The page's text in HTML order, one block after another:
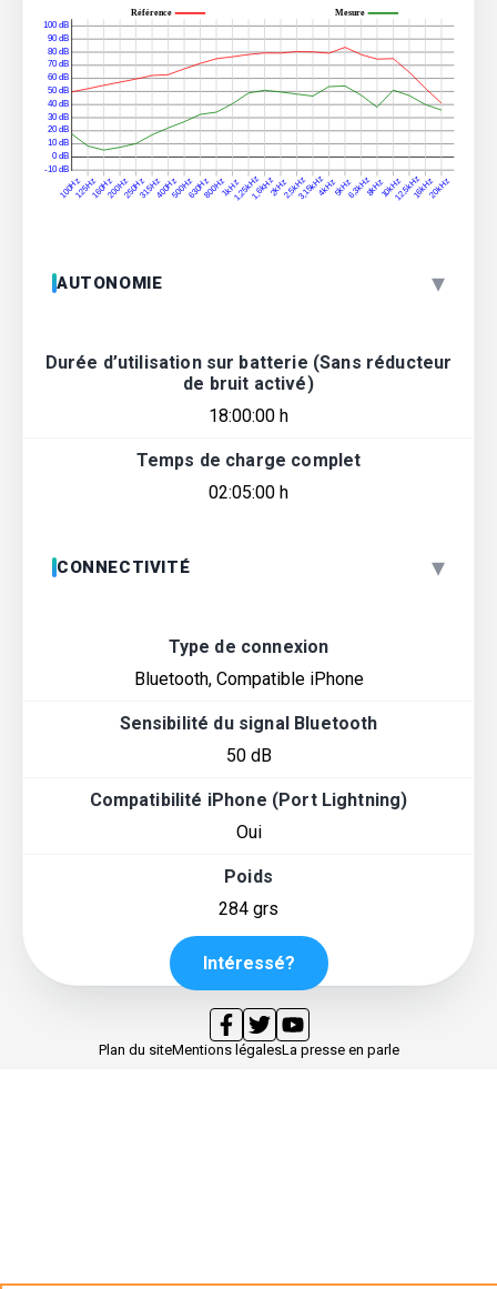
AUTONOMIE ▾
Durée d’utilisation sur batterie (Sans réducteur
de bruit activé)
18:00:00 h
Temps de charge complet
02:05:00 h
CONNECTIVITÉ ▾
Type de connexion
Bluetooth, Compatible iPhone
Sensibilité du signal Bluetooth
50 dB
Compatibilité iPhone (Port Lightning)
Oui
Poids
284 grs
Intéressé?
Plan du siteMentions légalesLa presse en parle